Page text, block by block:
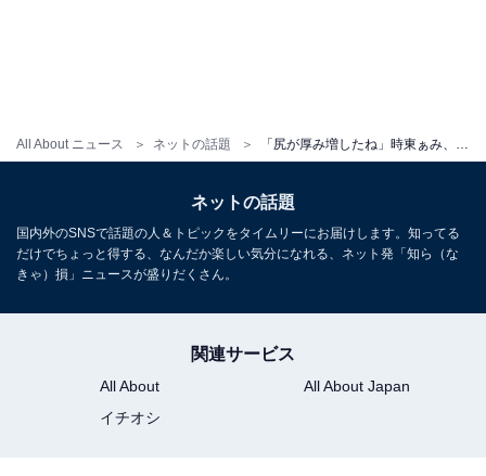
All About ニュース ネットの話題
ネットの話題
国内外のSNSで話題の人＆トピックをタイムリーにお届けします。知ってる
だけでちょっと得する、なんだか楽しい気分になれる、ネット発「知ら（な
きゃ）損」ニュースが盛りだくさん。
関連サービス
All About
All About Japan
イチオシ